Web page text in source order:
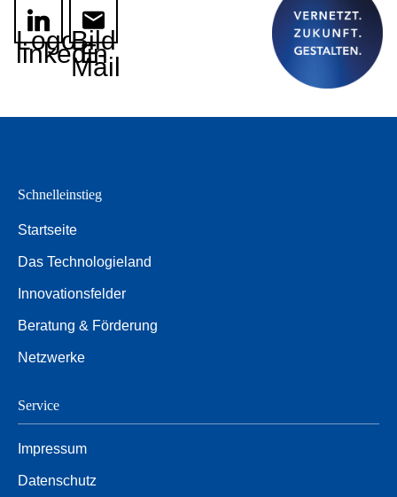
Logo
linkedin
Bild
E-
Mail
Schnelleinstieg
Startseite
Das Technologieland
Innovationsfelder
Beratung & Förderung
Netzwerke
Service
Impressum
Datenschutz